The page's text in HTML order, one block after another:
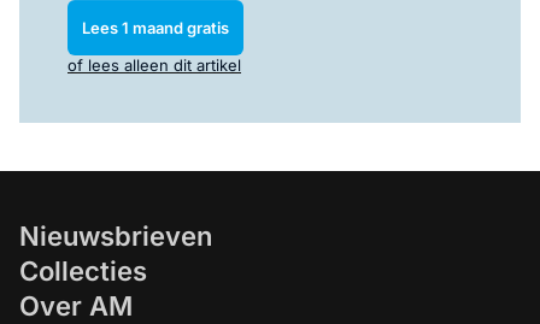
Lees 1 maand gratis
of lees alleen dit artikel
Nieuwsbrieven
Collecties
Over AM